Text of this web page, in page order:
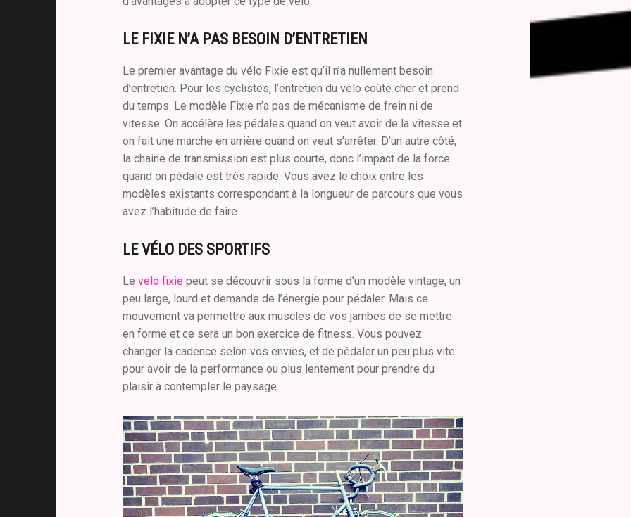
LE FIXIE N’A PAS BESOIN D’ENTRETIEN
Le premier avantage du vélo Fixie est qu’il n’a nullement besoin
d’entretien. Pour les cyclistes, l’entretien du vélo coûte cher et prend
du temps. Le modèle Fixie n’a pas de mécanisme de frein ni de
vitesse. On accélère les pédales quand on veut avoir de la vitesse et
on fait une marche en arrière quand on veut s’arrêter. D’un autre côté,
la chaine de transmission est plus courte, donc l’impact de la force
quand on pédale est très rapide. Vous avez le choix entre les
modèles existants correspondant à la longueur de parcours que vous
avez l’habitude de faire.
LE VÉLO DES SPORTIFS
Levelo fixie peut se découvrir sous la forme d’un modèle vintage, un
peu large, lourd et demande de l’énergie pour pédaler. Mais ce
mouvement va permettre aux muscles de vos jambes de se mettre
en forme et ce sera un bon exercice de fitness. Vous pouvez
changer la cadence selon vos envies, et de pédaler un peu plus vite
pour avoir de la performance ou plus lentement pour prendre du
plaisir à contempler le paysage.